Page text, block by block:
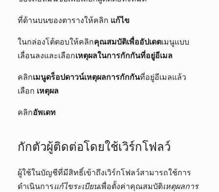
ที่ด้านบนของตารางให้คลิก แก้ไข
ในกล่องโต้ตอบให้คลิกคุณสมบัติเพื่ออัปเดตเมนูแบบ
เลื่อนลงและเลือกเหตุผลในการกักกันที่อยู่อีเมล
คลิกเมนูดร็อปดาวน์เหตุผลการกักกันที่อยู่อีเมลแล้ว
เลือก เหตุผล
คลิกอัพเดท
กักตัวผู้ติดต่อโดยใช้เวิร์กโฟลว์
ผู้ใช้ในบัญชีที่มีสิทธิ์เข้าถึงเวิร์กโฟลว์สามารถใช้การ
ดำเนินการแก้ไขระเบียนเพื่อตั้งค่าคุณสมบัติเหตุผลการ